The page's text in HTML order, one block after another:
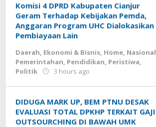
Ekonomi
Bisnis,
Pemerintahan,
,
Politik
2
hours
ago
Deri
Lesmana
Komisi 4 DPRD Kabupaten Cianjur
Geram Terhadap Kebijakan Pemda,
Anggaran Program UHC Dialokasikan
Pembiayaan Lain
Daerah, Ekonomi & Bisnis, Home, Nasional
Pemerintahan, Pendidikan, Peristiwa,
Politik
3 hours ago
Lesmana
DIDUGA MARK UP, BEM PTNU DESAK
EVALUASI TOTAL DPKHP TERKAIT GAJI
OUTSOURCHING DI BAWAH UMK